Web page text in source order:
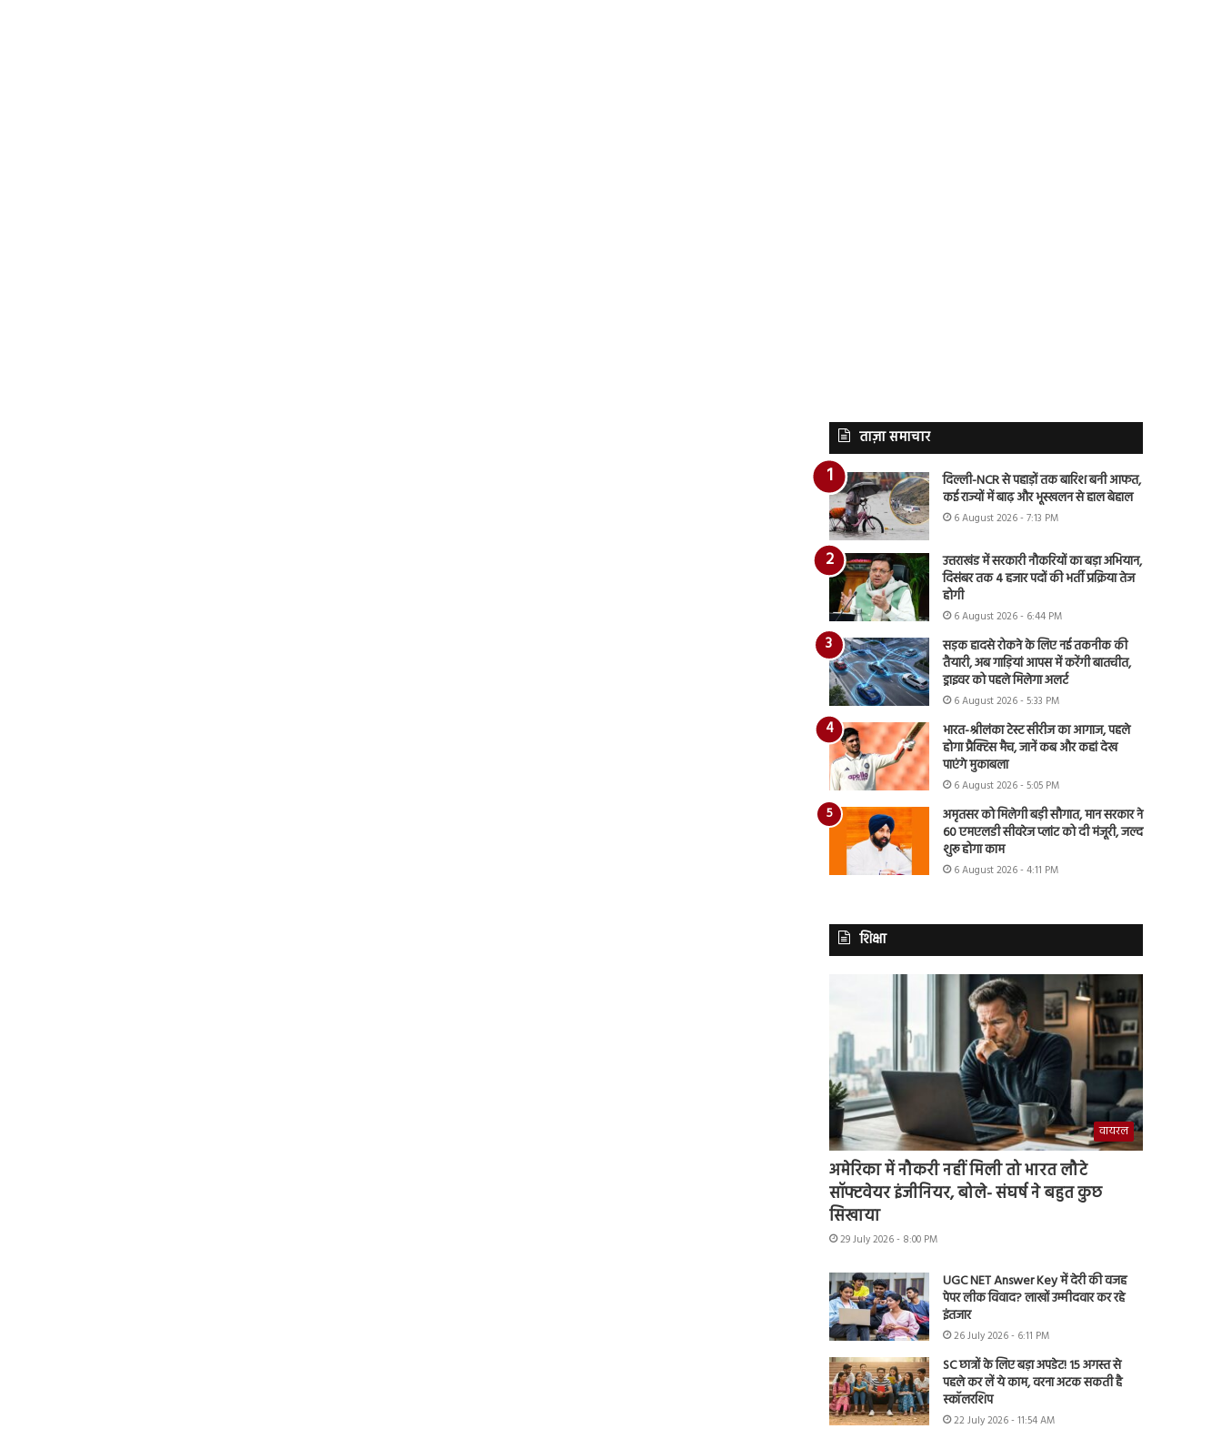
ताज़ा समाचार
दिल्ली-NCR से पहाड़ों तक बारिश बनी आफत,
कई राज्यों में बाढ़ और भूस्खलन से हाल बेहाल
6 August 2026 - 7:13 PM
उत्तराखंड में सरकारी नौकरियों का बड़ा अभियान,
दिसंबर तक 4 हजार पदों की भर्ती प्रक्रिया तेज
होगी
6 August 2026 - 6:44 PM
सड़क हादसे रोकने के लिए नई तकनीक की
तैयारी, अब गाड़ियां आपस में करेंगी बातचीत,
ड्राइवर को पहले मिलेगा अलर्ट
6 August 2026 - 5:33 PM
भारत-श्रीलंका टेस्ट सीरीज का आगाज, पहले
होगा प्रैक्टिस मैच, जानें कब और कहां देख
पाएंगे मुकाबला
6 August 2026 - 5:05 PM
अमृतसर को मिलेगी बड़ी सौगात, मान सरकार ने
60 एमएलडी सीवरेज प्लांट को दी मंजूरी, जल्द
शुरू होगा काम
6 August 2026 - 4:11 PM
शिक्षा
वायरल
अमेरिका में नौकरी नहीं मिली तो भारत लौटे
सॉफ्टवेयर इंजीनियर, बोले- संघर्ष ने बहुत कुछ
सिखाया
29 July 2026 - 8:00 PM
UGC NET Answer Key में देरी की वजह
पेपर लीक विवाद? लाखों उम्मीदवार कर रहे
इंतजार
26 July 2026 - 6:11 PM
SC छात्रों के लिए बड़ा अपडेट! 15 अगस्त से
पहले कर लें ये काम, वरना अटक सकती है
स्कॉलरशिप
22 July 2026 - 11:54 AM